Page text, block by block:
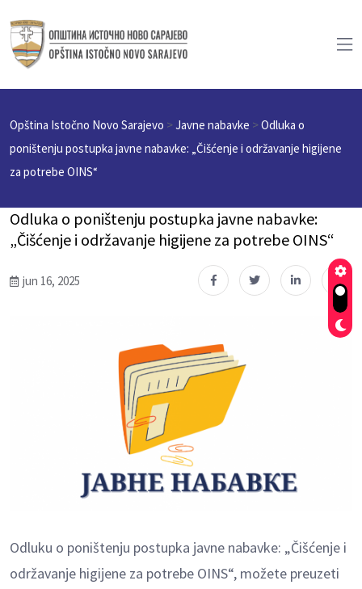
Opština Istočno Novo Sarajevo >Javne nabavke >Odluka o
poništenju postupka javne nabavke: „Čišćenje i održavanje higijene
za potrebe OINS“
Odluka o poništenju postupka javne nabavke:
„Čišćenje i održavanje higijene za potrebe OINS“
jun 16, 2025
Odluku o poništenju postupka javne nabavke: „Čišćenje i
održavanje higijene za potrebe OINS“, možete preuzeti